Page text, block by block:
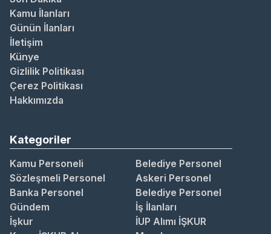
Kamu İlanları
Günün İlanları
İletişim
Künye
Gizlilik Politikası
Çerez Politikası
Hakkımızda
Kategoriler
Kamu Personeli
Belediye Personel
Sözleşmeli Personel
Askeri Personel
Banka Personel
Belediye Personel
Gündem
İş İlanları
İşkur
İUP Alımı İŞKUR